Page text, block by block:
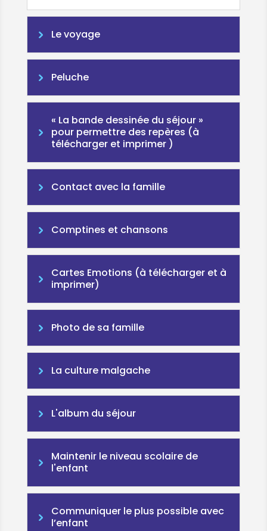
Le voyage
Peluche
« La bande dessinée du séjour »
pour permettre des repères (à
télécharger et imprimer )
Contact avec la famille
Comptines et chansons
Cartes Emotions (à télécharger et à
imprimer)
Photo de sa famille
La culture malgache
L'album du séjour
Maintenir le niveau scolaire de
l'enfant
Communiquer le plus possible avec
l’enfant